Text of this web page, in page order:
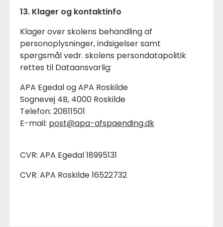
13. Klager og kontaktinfo
Klager over skolens behandling af
personoplysninger, indsigelser samt
spørgsmål vedr. skolens persondatapolitik
rettes til Dataansvarlig:
APA Egedal og APA Roskilde
Sognevej 4B, 4000 Roskilde
Telefon: 20811501
E-mail: post@apa-afspaending.dk
CVR: APA Egedal 18995131
CVR: APA Roskilde 16522732